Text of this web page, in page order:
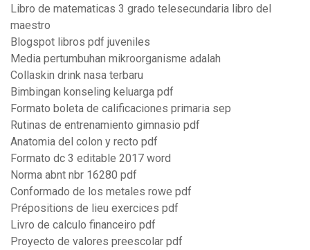
Libro de matematicas 3 grado telesecundaria libro del
maestro
Blogspot libros pdf juveniles
Media pertumbuhan mikroorganisme adalah
Collaskin drink nasa terbaru
Bimbingan konseling keluarga pdf
Formato boleta de calificaciones primaria sep
Rutinas de entrenamiento gimnasio pdf
Anatomia del colon y recto pdf
Formato dc 3 editable 2017 word
Norma abnt nbr 16280 pdf
Conformado de los metales rowe pdf
Prépositions de lieu exercices pdf
Livro de calculo financeiro pdf
Proyecto de valores preescolar pdf